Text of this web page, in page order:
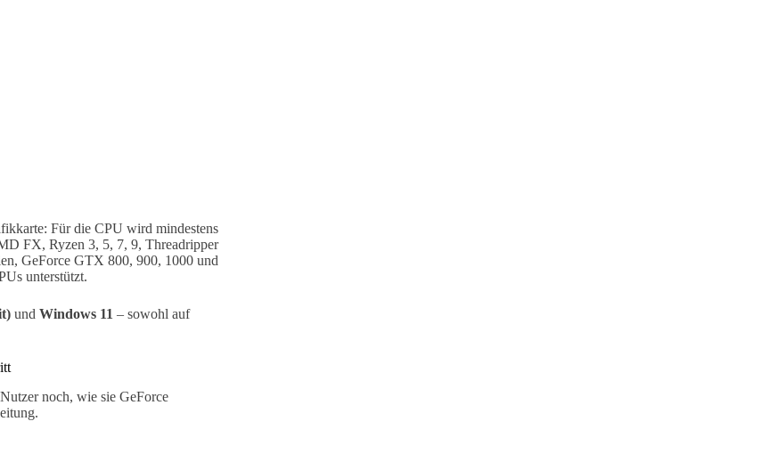
Für die CPU wird mindestens
FX, Ryzen 3, 5, 7, 9, Threadripper
GeForce GTX 800, 900, 1000 und
unterstützt.
und Windows 11 – sowohl auf
noch, wie sie GeForce